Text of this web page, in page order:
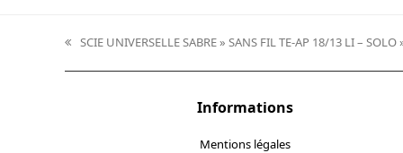
previous
post:
SCIE UNIVERSELLE SABRE » SANS FIL TE-AP 18/13 LI – SOLO
Informations
Mentions légales